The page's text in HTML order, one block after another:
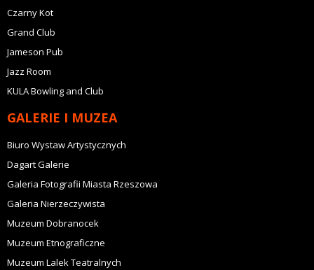
Czarny Kot
Grand Club
Jameson Pub
Jazz Room
KULA Bowling and Club
GALERIE I MUZEA
Biuro Wystaw Artystycznych
Dagart Galerie
Galeria Fotografii Miasta Rzeszowa
Galeria Nierzeczywista
Muzeum Dobranocek
Muzeum Etnograficzne
Muzeum Lalek Teatralnych